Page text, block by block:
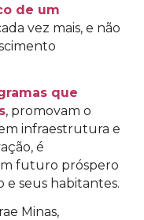
de um
vez mais, e não
que
, promovam o
infraestrutura e
é
futuro próspero
e seus habitantes.
Minas,